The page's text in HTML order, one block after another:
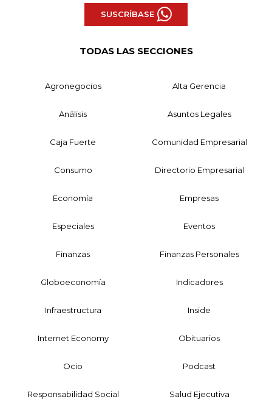
SUSCRÍBASE
TODAS LAS SECCIONES
Agronegocios Alta Gerencia
Análisis Asuntos Legales
Caja Fuerte Comunidad Empresarial
Consumo Directorio Empresarial
Economía Empresas
Especiales Eventos
Finanzas Finanzas Personales
Globoeconomía Indicadores
Infraestructura Inside
Internet Economy Obituarios
Ocio Podcast
Responsabilidad Social Salud Ejecutiva